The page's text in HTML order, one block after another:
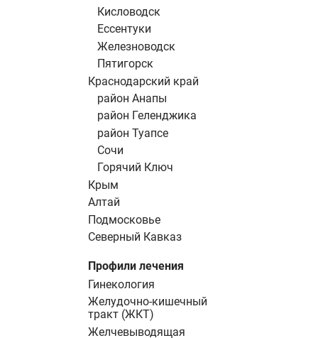
Кисловодск
Ессентуки
Железноводск
Пятигорск
Краснодарский край
район Анапы
район Геленджика
район Туапсе
Сочи
Горячий Ключ
Крым
Алтай
Подмосковье
Северный Кавказ
Профили лечения
Гинекология
Желудочно-кишечный
тракт (ЖКТ)
Желчевыводящая